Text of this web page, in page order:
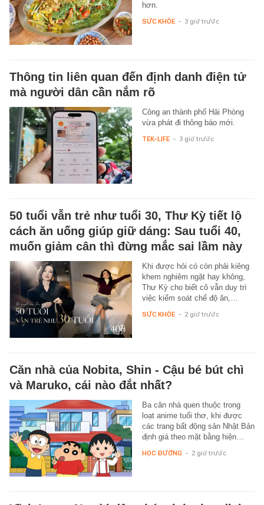
hơn.
SỨC KHỎE - 3 giờ trước
Thông tin liên quan đến định danh điện tử
mà người dân cần nắm rõ
Công an thành phố Hải Phòng
vừa phát đi thông báo mới.
TEK-LIFE - 3 giờ trước
50 tuổi vẫn trẻ như tuổi 30, Thư Kỳ tiết lộ
cách ăn uống giúp giữ dáng: Sau tuổi 40,
muốn giảm cân thì đừng mắc sai lầm này
Khi được hỏi có còn phải kiêng
khem nghiêm ngặt hay không,
Thư Kỳ cho biết cô vẫn duy trì
việc kiểm soát chế độ ăn,…
SỨC KHỎE - 2 giờ trước
Căn nhà của Nobita, Shin - Cậu bé bút chì
và Maruko, cái nào đắt nhất?
Ba căn nhà quen thuộc trong
loạt anime tuổi thơ, khi được
các trang bất động sản Nhật Bản
định giá theo mặt bằng hiện…
HỌC ĐƯỜNG - 2 giờ trước